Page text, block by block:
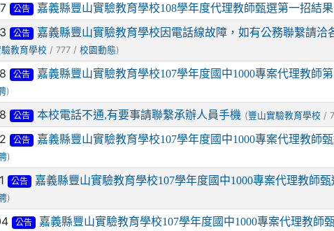
公告 嘉義縣豐山實驗教育學校108學年度代理教師甄選第一招結
公告
嘉義縣豐山實驗教育學校因電話線故障，如有公務聯繫請洽
驗教育學校 / 777 /校園動態)
公告 嘉義縣豐山實驗教育學校107學年度國中1000專案代理教師
)
公告 本校電話不通,有要事請聯繫承辦人員手機 (豐山實驗教育學校 /
公告 嘉義縣豐山實驗教育學校107學年度國中1000專案代理教師
)
公告 嘉義縣豐山實驗教育學校107學年度國中1000專案代理教師
)
公告 嘉義縣豐山實驗教育學校107學年度國中1000專案代理教師